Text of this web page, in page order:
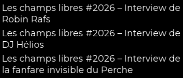
Les champs libres #2026 – Interview de
Robin Rafs
Les champs libres #2026 – Interview de
DJ Hélios
Les champs libres #2026 – Interview de
la fanfare invisible du Perche